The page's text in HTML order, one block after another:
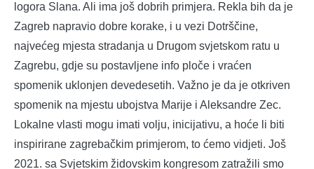
logora Slana. Ali ima još dobrih primjera. Rekla bih da je
Zagreb napravio dobre korake, i u vezi Dotrščine,
najvećeg mjesta stradanja u Drugom svjetskom ratu u
Zagrebu, gdje su postavljene info ploče i vraćen
spomenik uklonjen devedesetih. Važno je da je otkriven
spomenik na mjestu ubojstva Marije i Aleksandre Zec.
Lokalne vlasti mogu imati volju, inicijativu, a hoće li biti
inspirirane zagrebačkim primjerom, to ćemo vidjeti. Još
2021. sa Svjetskim židovskim kongresom zatražili smo